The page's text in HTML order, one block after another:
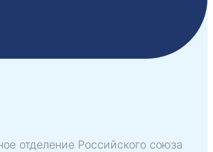
отделение Российского союза